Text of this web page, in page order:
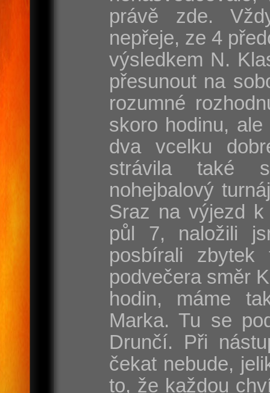
právě zde.
nepřeje, ze 4
výsledkem N.
přesunout na
rozumné
skoro hodinu,
dva vcelku
strávila také
nohejbalový
Sraz na výjezd
půl 7, naložili
posbírali
podvečera směr
hodin, máme
Marka. Tu se
Drunčí. Při
čekat nebude,
to, že každou